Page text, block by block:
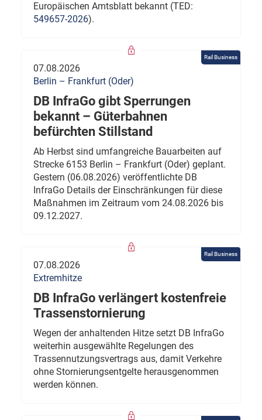
Europäischen Amtsblatt bekannt (TED:
549657-2026).
Rail Business
07.08.2026
Berlin – Frankfurt (Oder)
DB InfraGo gibt Sperrungen
bekannt – Güterbahnen
befürchten Stillstand
Ab Herbst sind umfangreiche Bauarbeiten auf
Strecke 6153 Berlin – Frankfurt (Oder) geplant.
Gestern (06.08.2026) veröffentlichte DB
InfraGo Details der Einschränkungen für diese
Maßnahmen im Zeitraum vom 24.08.2026 bis
09.12.2027.
Rail Business
07.08.2026
Extremhitze
DB InfraGo verlängert kostenfreie
Trassenstornierung
Wegen der anhaltenden Hitze setzt DB InfraGo
weiterhin ausgewählte Regelungen des
Trassennutzungsvertrags aus, damit Verkehre
ohne Stornierungsentgelte herausgenommen
werden können.